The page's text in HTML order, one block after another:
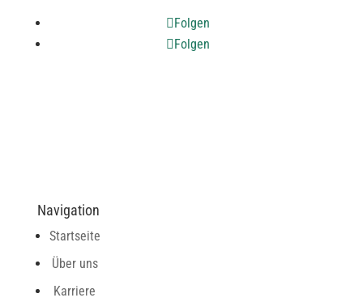
e
l
n
Folgen
Folgen
Navigation
Startseite
Über uns
Karriere